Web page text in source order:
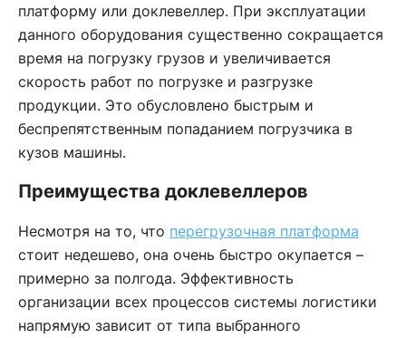
платформу или доклевеллер. При эксплуатации
данного оборудования существенно сокращается
время на погрузку грузов и увеличивается
скорость работ по погрузке и разгрузке
продукции. Это обусловлено быстрым и
беспрепятственным попаданием погрузчика в
кузов машины.
Преимущества доклевеллеров
Несмотря на то, что перегрузочная платформа
стоит недешево, она очень быстро окупается –
примерно за полгода. Эффективность
организации всех процессов системы логистики
напрямую зависит от типа выбранного